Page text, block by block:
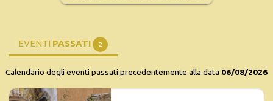
EVENTI PASSATI 2
Calendario degli eventi passati precedentemente alla data 06/08/2026